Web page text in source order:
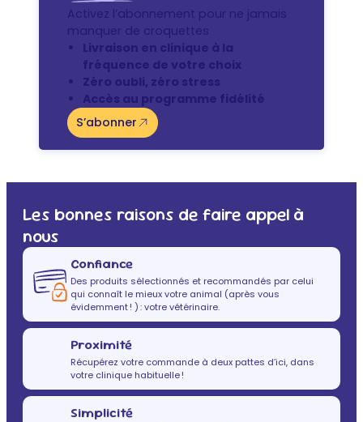
Activez l’abonnement pour ne jamais
manquer de croquettes
Livraison en clinique à la
fréquence de votre choix
Zéro oubli, zéro stress
Accès au programme fidélité
S’abonner
Les bonnes raisons de faire appel à
nous
Confiance
Des produits sélectionnés et recommandés par celui
qui connaît le mieux votre animal (après vous
évidemment ! ) : votre vétérinaire.
Proximité
Récupérez votre commande à deux pattes d’ici, dans
votre clinique habituelle !
Simplicité